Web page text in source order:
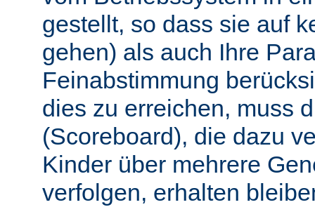
gestellt, so dass sie auf
gehen) als auch Ihre
Feinabstimmung
dies zu erreichen, muss
(Scoreboard), die dazu
Kinder über mehrere
verfolgen, erhalten